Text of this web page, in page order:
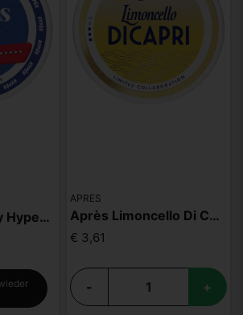
Aprés Blueberry Hyper Strong
APRES
Après Limoncello Di Capri
€ 3,61
- +